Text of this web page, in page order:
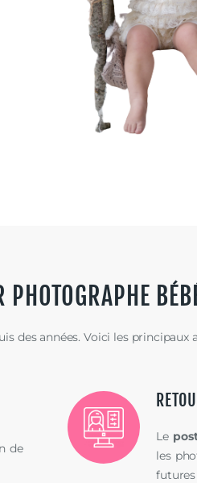
des années. Voici les principaux
de
Le
les